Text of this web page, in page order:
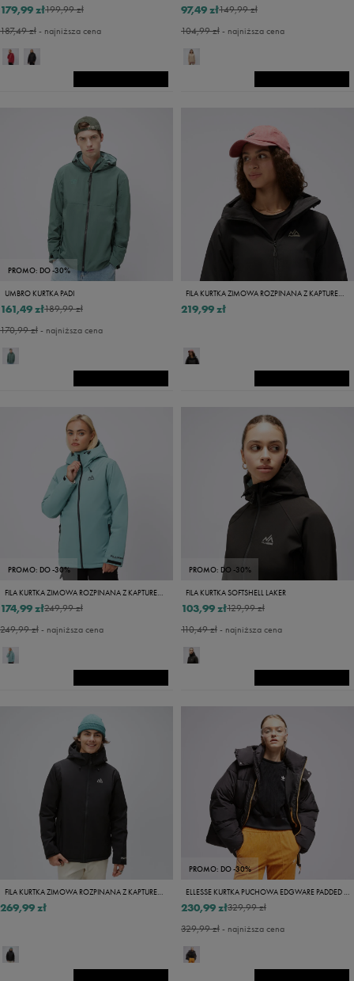
199,99 zł
179,99 zł
187,49 zł- najniższa cena
149,99 zł
97,49 zł
104,99 zł- najniższa cena
PROMO: DO -30%
UMBRO KURTKA PADI
189,99 zł
161,49 zł
170,99 zł- najniższa cena
FILA KURTKA ZIMOWA ROZPINANA Z KAPTUREM LAMBRELLA
219,99 zł
PROMO: DO -30%
FILA KURTKA ZIMOWA ROZPINANA Z KAPTUREM LAMBRELLA
249,99 zł
174,99 zł
249,99 zł- najniższa cena
PROMO: DO -30%
FILA KURTKA SOFTSHELL LAKER
129,99 zł
103,99 zł
110,49 zł- najniższa cena
FILA KURTKA ZIMOWA ROZPINANA Z KAPTUREM LAMBROS
269,99 zł
PROMO: DO -30%
ELLESSE KURTKA PUCHOWA EDGWARE PADDED JACKET BLK
329,99 zł
230,99 zł
329,99 zł- najniższa cena